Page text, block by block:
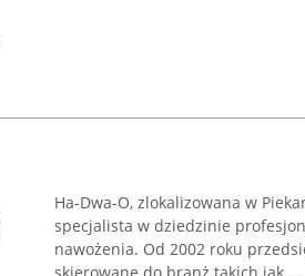
Ha-Dwa-O, zlokalizowana w
specjalista w dziedzinie
nawożenia. Od 2002 roku